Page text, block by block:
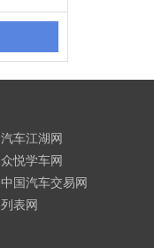
汽车江湖网
众悦学车网
中国汽车交易网
列表网